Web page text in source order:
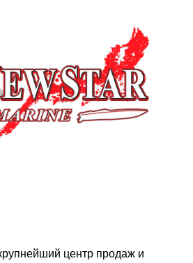
центр продаж и